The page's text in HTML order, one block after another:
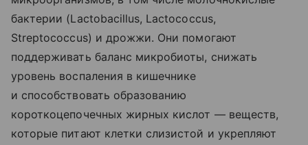
бактерии (Lactobacillus, Lactococcus,
Streptococcus) и дрожжи. Они помогают
поддерживать баланс микробиоты, снижать
уровень воспаления в кишечнике
и способствовать образованию
короткоцепочечных жирных кислот — веществ,
которые питают клетки слизистой и укрепляют